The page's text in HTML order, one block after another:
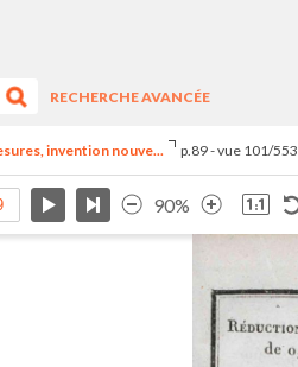
RECHERCHE AVANCÉE
invention nouve... p.89 - vue 101/553
90%